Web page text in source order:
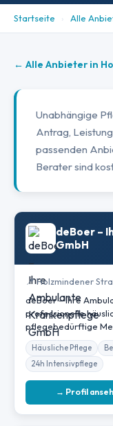
Startseite › Alle
← Alle Anbieter in
Unabhängige
Antrag,
passenden
Berater sind
deBoer –
GmbH
📍 Holzmindener
deBoer – Ihre
professionelle
pflegebedürftige
Häusliche Pflege
24h Intensivpflege
→ Profil